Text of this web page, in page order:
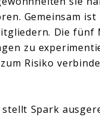
Gemeinsam
Die fünf
zu
Risiko
stellt Spark